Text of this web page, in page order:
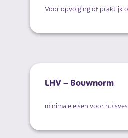
Voor opvolging of praktijk
LHV – Bouwnorm